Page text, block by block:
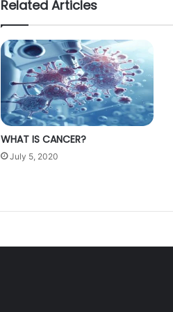
Related Articles
WHAT IS CANCER?
July 5, 2020